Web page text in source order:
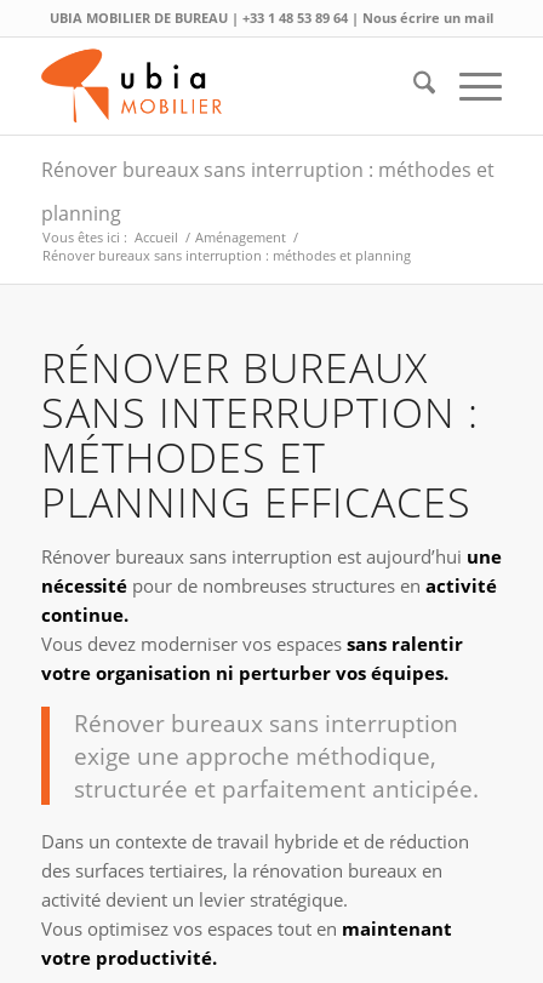
UBIA MOBILIER DE BUREAU | +33 1 48 53 89 64| Nous écrire un mail
Rénover bureaux sans interruption : méthodes et
planning
Vous êtes ici : Accueil / Aménagement /
Rénover bureaux sans interruption : méthodes et planning
RÉNOVER BUREAUX
SANS INTERRUPTION :
MÉTHODES ET
PLANNING EFFICACES
Rénover bureaux sans interruption est aujourd’hui une
nécessitépour de nombreuses structures en activité
continue.
Vous devez moderniser vos espaces sans ralentir
votre organisation ni perturber vos équipes.
Rénover bureaux sans interruption
exige une approche méthodique,
structurée et parfaitement anticipée.
Dans un contexte de travail hybride et de réduction
des surfaces tertiaires, la rénovation bureaux en
activité devient un levier stratégique.
Vous optimisez vos espaces tout en maintenant
votre productivité.